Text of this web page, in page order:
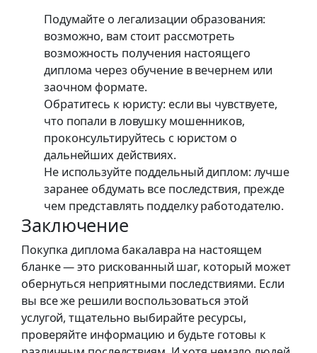
Подумайте о легализации образования:
возможно, вам стоит рассмотреть
возможность получения настоящего
диплома через обучение в вечернем или
заочном формате.
Обратитесь к юристу: если вы чувствуете,
что попали в ловушку мошенников,
проконсультируйтесь с юристом о
дальнейших действиях.
Не используйте поддельный диплом: лучше
заранее обдумать все последствия, прежде
чем представлять подделку работодателю.
Заключение
Покупка диплома бакалавра на настоящем
бланке — это рискованный шаг, который может
обернуться неприятными последствиями. Если
вы все же решили воспользоваться этой
услугой, тщательно выбирайте ресурсы,
проверяйте информацию и будьте готовы к